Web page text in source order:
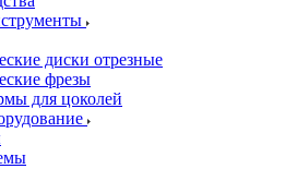
диски отрезные
фрезы
для цоколей